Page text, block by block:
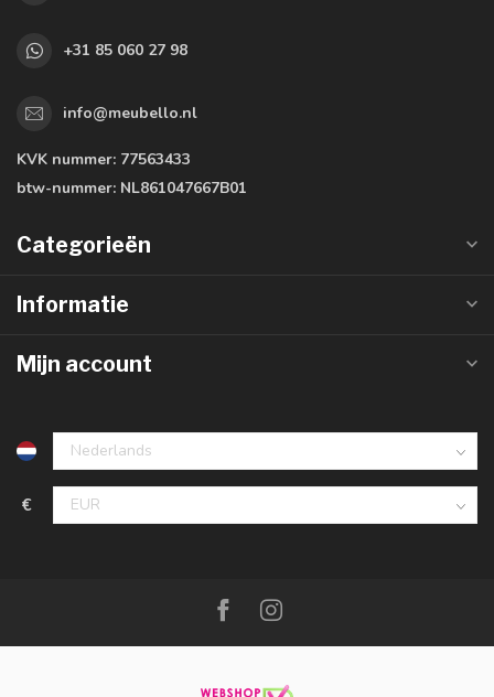
+31 85 060 27 98
info@meubello.nl
KVK nummer: 77563433
btw-nummer: NL861047667B01
Categorieën
Informatie
Mijn account
€